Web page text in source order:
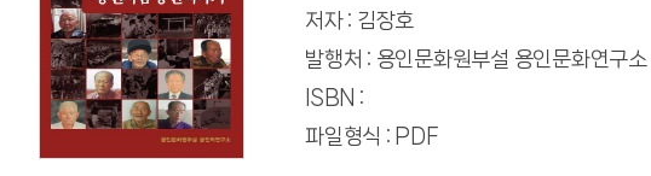
저자 : 김장호
발행처 : 용인문화원부설 용인문화연구소
ISBN :
파일형식 : PDF